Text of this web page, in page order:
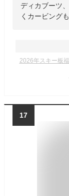
ディカブーツ
くカービング
2026年スキー板
17